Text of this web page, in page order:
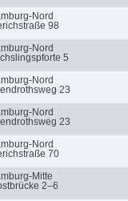
Nord
98
Nord
5
Nord
23
Nord
23
Nord
70
Mitte
2–6